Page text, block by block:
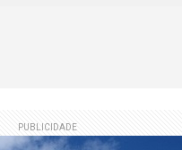
PUBLICIDADE